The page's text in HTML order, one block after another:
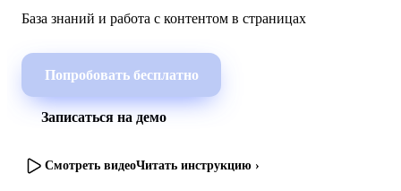
База знаний и работа с контентом в страницах
Попробовать бесплатно
Записаться на демо
Смотреть видеоЧитать инструкцию ›